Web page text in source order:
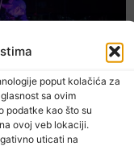
poput kolačića za
sa ovim
podatke kao što su
ovoj veb lokaciji.
uticati na